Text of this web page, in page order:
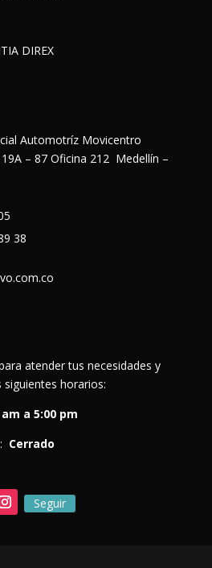
DIREX
Automotríz Movicentro
– 87 Oficina 212 Medellín –
38
atender tus necesidades y
horarios:
am a 5:00 pm
Cerrado
Seguir